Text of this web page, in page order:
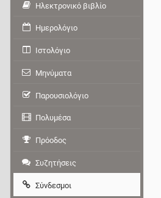
Ηλεκτρονικό βιβλίο
Ημερολόγιο
Ιστολόγιο
Μηνύματα
Παρουσιολόγιο
Πολυμέσα
Πρόοδος
Συζητήσεις
Σύνδεσμοι